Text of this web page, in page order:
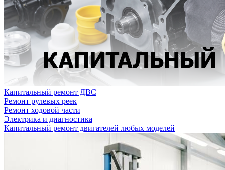
Капитальный ремонт ДВС
Ремонт рулевых реек
Ремонт ходовой части
Электрика и диагностика
Капитальный ремонт двигателей любых моделей